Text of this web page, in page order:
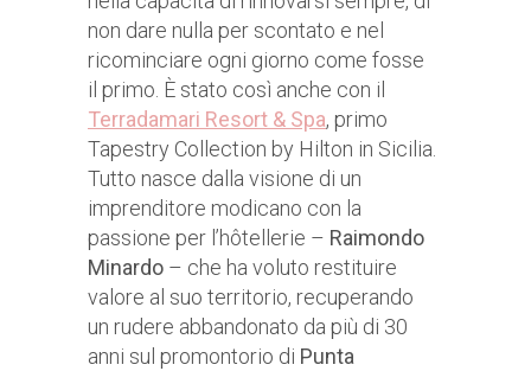
non dare nulla per scontato e nel
ricominciare ogni giorno come fosse
il primo. È stato così anche con il
Terradamari Resort & Spa, primo
Tapestry Collection by Hilton in Sicilia.
Tutto nasce dalla visione di un
imprenditore modicano con la
passione per l’hôtellerie – Raimondo
Minardo – che ha voluto restituire
valore al suo territorio, recuperando
un rudere abbandonato da più di 30
anni sul promontorio di Punta